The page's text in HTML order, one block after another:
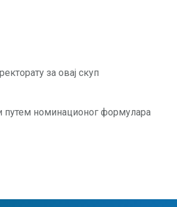
за овај скуп
путем номинационог формулара